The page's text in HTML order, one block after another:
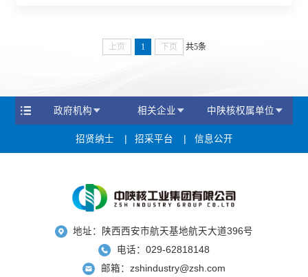
上页 1 下页 共5条
政府机构 相关企业 中陕核权属单位
招贤纳士 招采平台 信息公开
地址：陕西西安市航天基地航天大道396号
电话：029-62818148
邮箱：zshindustry@zsh.com